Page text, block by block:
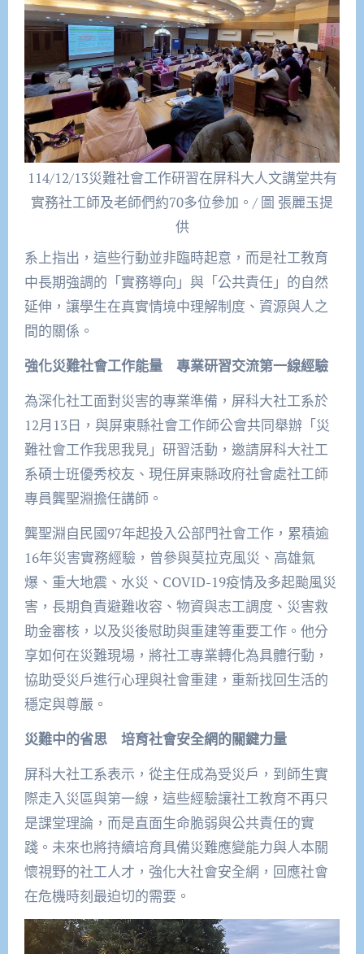
114/12/13災難社會工作研習在屏科大人文講堂共有
實務社工師及老師們約70多位參加。/ 圖 張麗玉提
供
系上指出，這些行動並非臨時起意，而是社工教育
中長期強調的「實務導向」與「公共責任」的自然
延伸，讓學生在真實情境中理解制度、資源與人之
間的關係。
強化災難社會工作能量 專業研習交流第一線經驗
為深化社工面對災害的專業準備，屏科大社工系於
12月13日，與屏東縣社會工作師公會共同舉辦「災
難社會工作我思我見」研習活動，邀請屏科大社工
系碩士班優秀校友、現任屏東縣政府社會處社工師
專員龔聖淵擔任講師。
龔聖淵自民國97年起投入公部門社會工作，累積逾
16年災害實務經驗，曾參與莫拉克風災、高雄氣
爆、重大地震、水災、COVID-19疫情及多起颱風災
害，長期負責避難收容、物資與志工調度、災害救
助金審核，以及災後慰助與重建等重要工作。他分
享如何在災難現場，將社工專業轉化為具體行動，
協助受災戶進行心理與社會重建，重新找回生活的
穩定與尊嚴。
災難中的省思 培育社會安全網的關鍵力量
屏科大社工系表示，從主任成為受災戶，到師生實
際走入災區與第一線，這些經驗讓社工教育不再只
是課堂理論，而是直面生命脆弱與公共責任的實
踐。未來也將持續培育具備災難應變能力與人本關
懷視野的社工人才，強化大社會安全網，回應社會
在危機時刻最迫切的需要。